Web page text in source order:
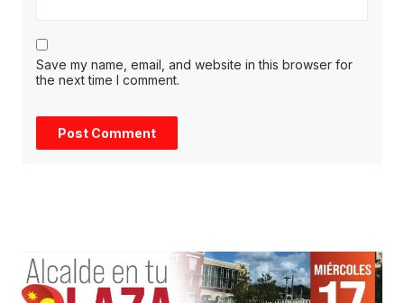
Save my name, email, and website in this browser for
the next time I comment.